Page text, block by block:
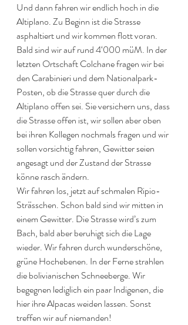
Und dann fahren wir endlich hoch in die
Altiplano. Zu Beginn ist die Strasse
asphaltiert und wir kommen flott voran.
Bald sind wir auf rund 4‘000 müM. In der
letzten Ortschaft Colchane fragen wir bei
den Carabinieri und dem Nationalpark-
Posten, ob die Strasse quer durch die
Altiplano offen sei. Sie versichern uns, dass
die Strasse offen ist, wir sollen aber oben
bei ihren Kollegen nochmals fragen und wir
sollen vorsichtig fahren, Gewitter seien
angesagt und der Zustand der Strasse
könne rasch ändern.
Wir fahren los, jetzt auf schmalen Ripio-
Strässchen. Schon bald sind wir mitten in
einem Gewitter. Die Strasse wird’s zum
Bach, bald aber beruhigt sich die Lage
wieder. Wir fahren durch wunderschöne,
grüne Hochebenen. In der Ferne strahlen
die bolivianischen Schneeberge. Wir
begegnen lediglich ein paar Indigenen, die
hier ihre Alpacas weiden lassen. Sonst
treffen wir auf niemanden!